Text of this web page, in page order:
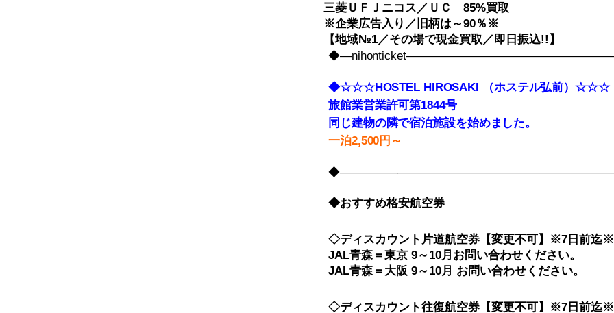
三菱ＵＦＪニコス／ＵＣ 85%買取
※企業広告入り／旧柄は～90％※
【地域№1／その場で現金買取／即日振込!!】
◆☆☆☆HOSTEL HIROSAKI （ホステル弘前）☆☆☆
旅館業営業許可第1844号
同じ建物の隣で宿泊施設を始めました。
一泊2,500円～
◆おすすめ格安航空券
◇ディスカウント片道航空券【変更不可】※7日前迄※
JAL青森＝東京 9～10月お問い合わせください。
JAL青森＝大阪 9～10月 お問い合わせください。
◇ディスカウント往復航空券【変更不可】※7日前迄※